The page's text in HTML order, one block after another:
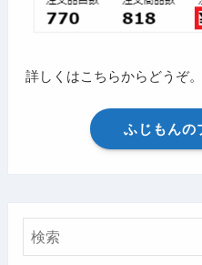
詳しくはこちらからどうぞ。
ふじもんの